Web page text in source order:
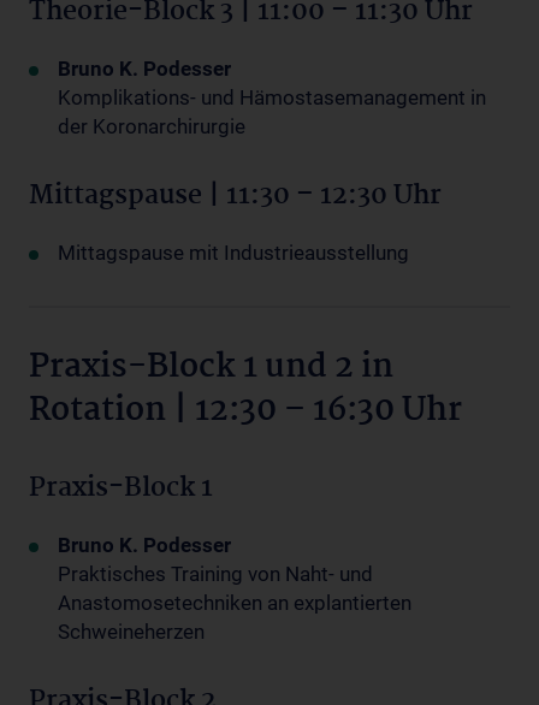
Theorie-Block 3 | 11:00 – 11:30 Uhr
Bruno K. Podesser
Komplikations- und Hämostasemanagement in
der Koronarchirurgie
Mittagspause | 11:30 – 12:30 Uhr
Mittagspause mit Industrieausstellung
Praxis-Block 1 und 2 in
Rotation | 12:30 – 16:30 Uhr
Praxis-Block 1
Bruno K. Podesser
Praktisches Training von Naht- und
Anastomosetechniken an explantierten
Schweineherzen